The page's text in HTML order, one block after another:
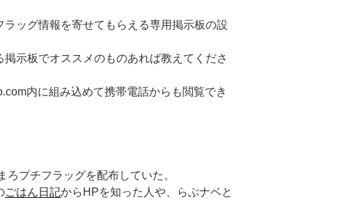
ラッグ情報を寄せてもらえる専用掲示板の設
板でオススメのものあれば教えてくださ
内に組み込めて携帯電話からも閲覧でき
ろプチフラッグを配布していた。
ごはん日記からHPを知った人や、らぶナベと